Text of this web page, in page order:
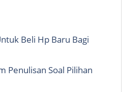
Beli Hp Baru Bagi
Penulisan Soal Pilihan